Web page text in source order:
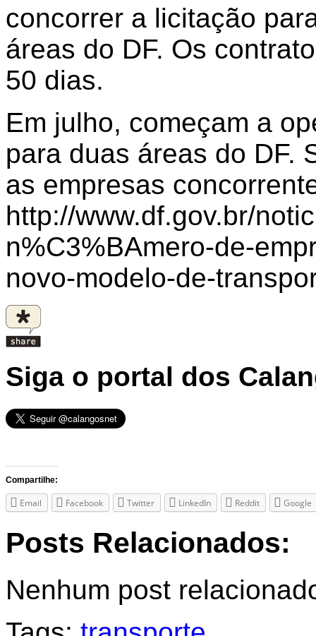
concorrer a licitação
áreas do DF. Os
50 dias.
Em julho, começam a
para duas áreas do DF.
as empresas
http://www.df.gov.br/
n%C3%BAmero-de-
novo-modelo-de-
Siga o portal dos
Compartilhe:
Email Facebook Twitter LinkedIn Reddit Google
Posts Relacionados:
Nenhum post